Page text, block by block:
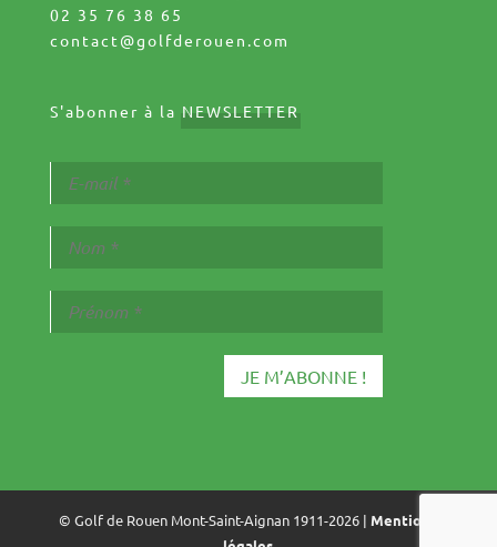
02 35 76 38 65
contact@golfderouen.com
S'abonner à la NEWSLETTER
© Golf de Rouen Mont-Saint-Aignan 1911-2026 |Mentions